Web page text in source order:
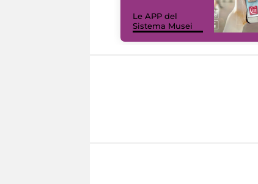
Le APP del
Sistema Musei